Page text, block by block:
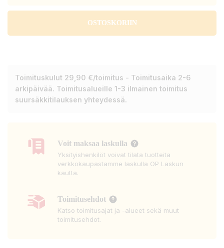
OSTOSKORIIN
Toimituskulut 29,90 €/toimitus - Toimitusaika 2-6
arkipäivää. Toimitusalueille 1-3 ilmainen toimitus
suursäkkitilauksen yhteydessä.
Voit maksaa laskulla
Yksityishenkilöt voivat tilata tuotteita
verkkokaupastamme laskulla OP Laskun
kautta.
Toimitusehdot
Katso toimitusajat ja -alueet sekä muut
toimitusehdot.